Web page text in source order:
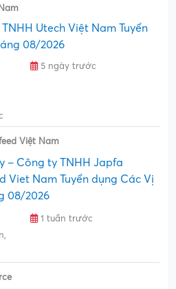
Utech Việt Nam Tuyển
08/2026
5 ngày trước
Việt Nam
– Công ty TNHH Japfa
Viet Nam Tuyển dụng Các Vị
08/2026
1 tuần trước